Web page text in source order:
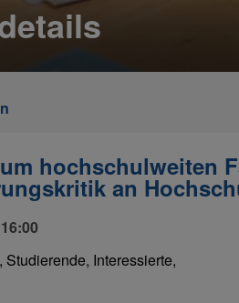
hochschulweiten
an
Interessierte,